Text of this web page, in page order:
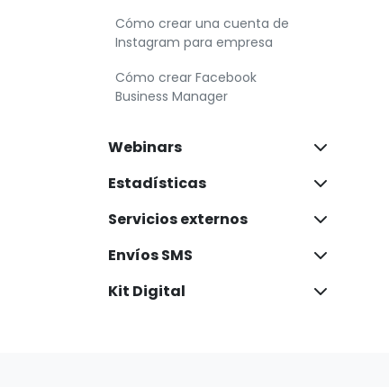
Cómo crear una cuenta de
Instagram para empresa
Cómo crear Facebook
Business Manager
Webinars
Estadísticas
Servicios externos
Envíos SMS
Kit Digital